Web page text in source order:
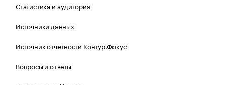
Статистика и аудитория
Источники данных
Источник отчетности Контур.Фокус
Вопросы и ответы